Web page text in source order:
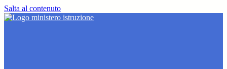
Salta al contenuto